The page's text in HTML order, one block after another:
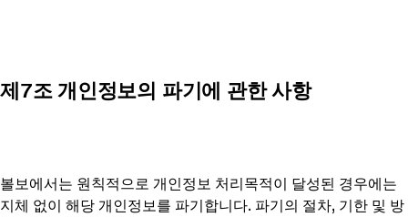
제7조 개인정보의 파기에 관한 사항
볼보에서는 원칙적으로 개인정보 처리목적이 달성된 경우에는
지체 없이 해당 개인정보를 파기합니다. 파기의 절차, 기한 및 방